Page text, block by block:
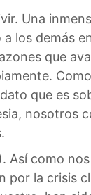
Una
los demás
que
que es
nosotros
Así como
por la crisis